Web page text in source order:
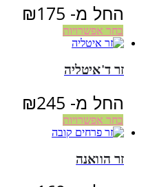
החל מ- ₪175
בחר אפשרויות
זר ד'איטליה
החל מ- ₪245
בחר אפשרויות
זר הוואנה